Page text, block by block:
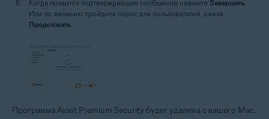
Когда появится подтверждающее сообщение, нажмите Завершить
Или по желанию пройдите опрос для пользователей, нажав
Продолжить
Программа Avast Premium Security будет удалена с вашего Mac.